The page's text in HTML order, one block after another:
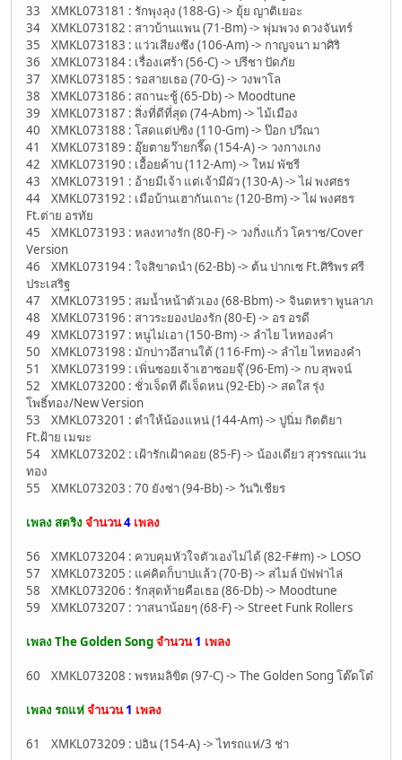
33 XMKL073181 : รักพุงลุง (188-G) -> ยุ้ย ญาติเยอะ
34 XMKL073182 : สาวบ้านแพน (71-Bm) -> พุ่มพวง ดวงจันทร์
35 XMKL073183 : แว่วเสียงซึง (106-Am) -> กาญจนา มาศิริ
36 XMKL073184 : เรื่องเศร้า (56-C) -> ปรีชา ปัดภัย
37 XMKL073185 : รอสายเธอ (70-G) -> วงพาโล
38 XMKL073186 : สถานะชู้ (65-Db) -> Moodtune
39 XMKL073187 : สิ่งที่ดีที่สุด (74-Abm) -> ไม้เมือง
40 XMKL073188 : โสดแต่บ่ซิง (110-Gm) -> ป๊อก ปวีณา
41 XMKL073189 : อุ๊ยตายว๊ายกรี๊ด (154-A) -> วงกางเกง
42 XMKL073190 : เอื้อยค้าบ (112-Am) -> ใหม่ พัชรี
43 XMKL073191 : อ้ายมีเจ้า แต่เจ้ามีผัว (130-A) -> ไผ่ พงศธร
44 XMKL073192 : เมือบ้านเฮากันเถาะ (120-Bm) -> ไผ่ พงศธร
Ft.ต่าย อรทัย
45 XMKL073193 : หลงทางรัก (80-F) -> วงกิ่งแก้ว โคราช/Cover
Version
46 XMKL073194 : ใจสิขาดนำ (62-Bb) -> ต้น ปากเซ Ft.ศิริพร ศรี
ประเสริฐ
47 XMKL073195 : สมน้ำหน้าตัวเอง (68-Bbm) -> จินตหรา พูนลาภ
48 XMKL073196 : สาวระยองปองรัก (80-E) -> อร อรดี
49 XMKL073197 : หนูไม่เอา (150-Bm) -> ลำไย ไหทองคำ
50 XMKL073198 : มักบ่าวอีสานใต้ (116-Fm) -> ลำไย ไหทองคำ
51 XMKL073199 : เพิ่นซอยเจ้าเฮาซอยจุ๊ (96-Em) -> กบ สุพจน์
52 XMKL073200 : ชั่วเจ็ดที ดีเจ็ดหน (92-Eb) -> สดใส รุ่ง
โพธิ์ทอง/New Version
53 XMKL073201 : ตำให้น้องแหน่ (144-Am) -> ปูนิ่ม กิตติยา
Ft.ฝ้าย เมฆะ
54 XMKL073202 : เฝ้ารักเฝ้าคอย (85-F) -> น้องเดียว สุวรรณแว่น
ทอง
55 XMKL073203 : 70 ยังซ่า (94-Bb) -> วันวิเชียร
เพลง สตริง จำนวน4 เพลง
56 XMKL073204 : ควบคุมหัวใจตัวเองไม่ได้ (82-F#m) -> LOSO
57 XMKL073205 : แค่คิดก็บาปแล้ว (70-B) -> สไมล์ บัฟฟาไล่
58 XMKL073206 : รักสุดท้ายคือเธอ (86-Db) -> Moodtune
59 XMKL073207 : วาสนาน้อยๆ (68-F) -> Street Funk Rollers
เพลง The Golden Songจำนวน1 เพลง
60 XMKL073208 : พรหมลิขิต (97-C) -> The Golden Song โต๊ดโต๋
เพลง รถแห่จำนวน1 เพลง
61 XMKL073209 : บ่อิน (154-A) -> ไทรถแห่/3 ช่า